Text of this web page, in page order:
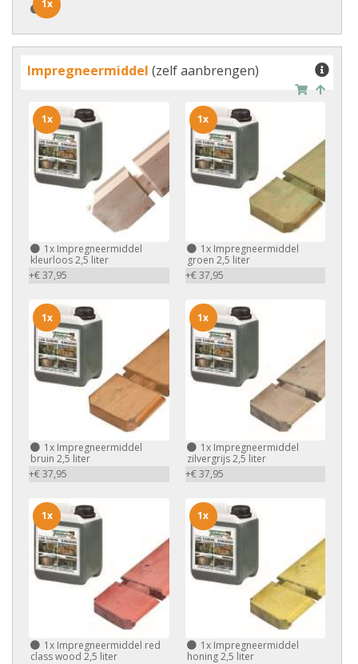
1x
1x
Impregneermiddel (zelf aanbrengen)
1x Impregneermiddel
kleurloos 2,5 liter
+€ 37,95
1x
1xImpregneermiddel
groen 2,5 liter
+€ 37,95
1x
1x Impregneermiddel
bruin 2,5 liter
+€ 37,95
1x
1xImpregneermiddel
zilvergrijs 2,5 liter
+€ 37,95
1x
1x Impregneermiddel red
class wood 2,5 liter
1x
1xImpregneermiddel
honing 2,5 liter
1x